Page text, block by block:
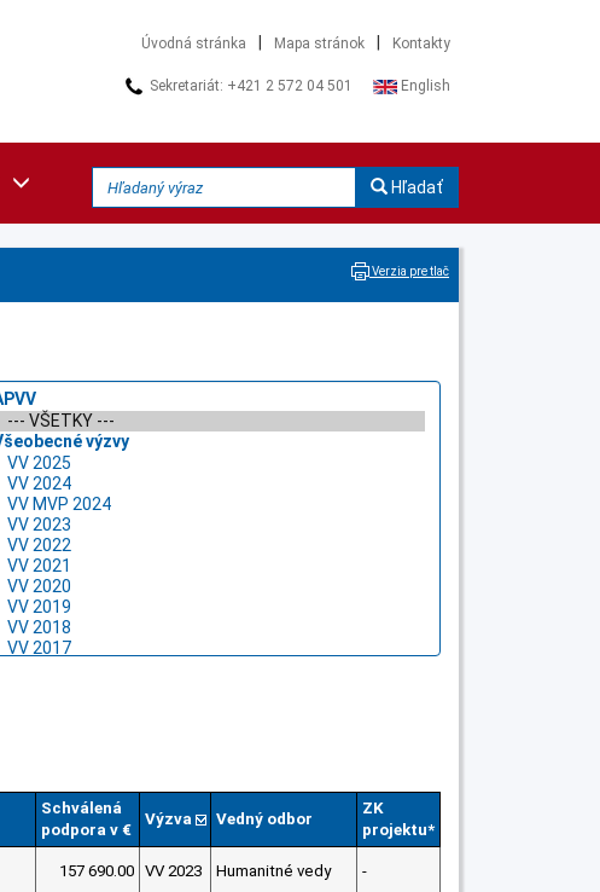
Úvodná stránka Mapa stránok Kontakty
Sekretariát: +421 2 572 04 501 English
Hľadať
Verzia pre tlač
Schválená
podpora v €
Výzva Vedný odbor
ZK
projektu*
157 690.00 VV 2023 Humanitné vedy -